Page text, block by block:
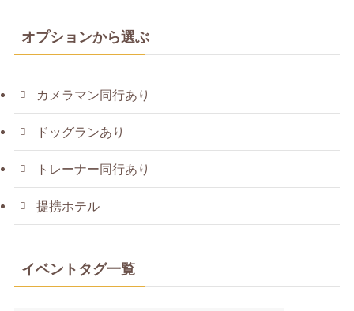
オプションから選ぶ
カメラマン同行あり
ドッグランあり
トレーナー同行あり
提携ホテル
イベントタグ一覧